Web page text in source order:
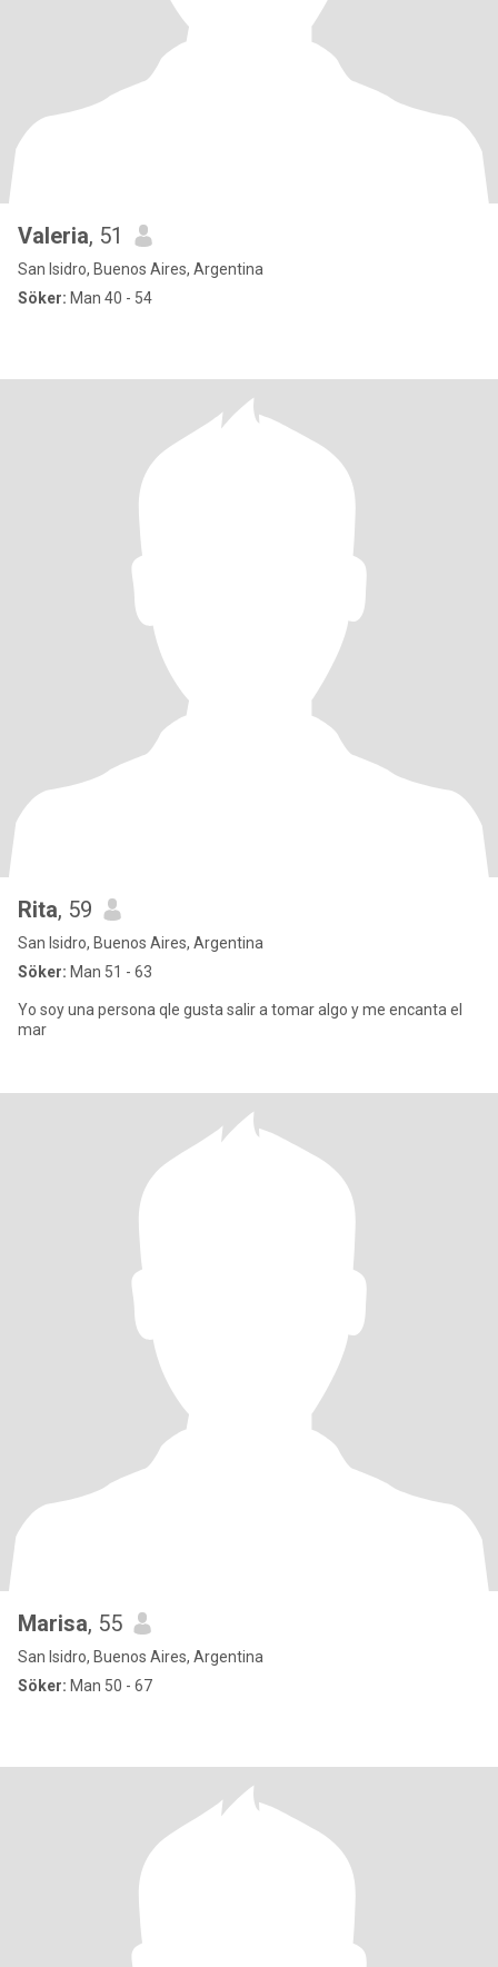
Valeria, 51
San Isidro, Buenos Aires, Argentina
Söker: Man 40 - 54
Rita, 59
San Isidro, Buenos Aires, Argentina
Söker: Man 51 - 63
Yo soy una persona qle gusta salir a tomar algo y me encanta el
mar
Marisa, 55
San Isidro, Buenos Aires, Argentina
Söker: Man 50 - 67